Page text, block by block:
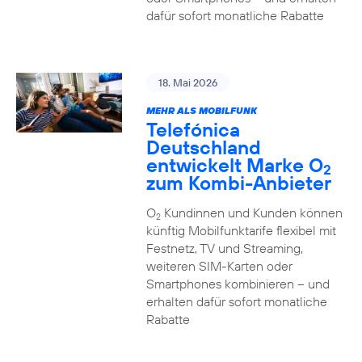
dafür sofort monatliche Rabatte
18. Mai 2026
MEHR ALS MOBILFUNK
Telefónica
Deutschland
entwickelt Marke O2
zum Kombi-Anbieter
O2Kundinnen und Kunden können
künftig Mobilfunktarife flexibel mit
Festnetz, TV und Streaming,
weiteren SIM-Karten oder
Smartphones kombinieren – und
erhalten dafür sofort monatliche
Rabatte